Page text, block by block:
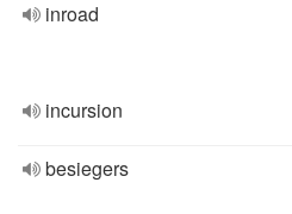
inroad
incursion
besiegers